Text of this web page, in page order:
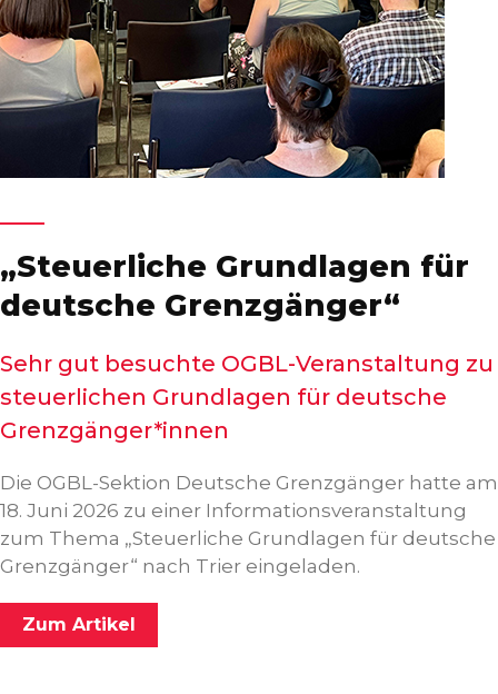
„Steuerliche Grundlagen für
deutsche Grenzgänger“
Sehr gut besuchte OGBL-Veranstaltung zu
steuerlichen Grundlagen für deutsche
Grenzgänger*innen
Die OGBL-Sektion Deutsche Grenzgänger hatte am
18. Juni 2026 zu einer Informationsveranstaltung
zum Thema „Steuerliche Grundlagen für deutsche
Grenzgänger“ nach Trier eingeladen.
Zum Artikel